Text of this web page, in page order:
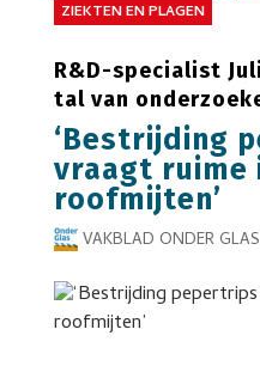
ZIEKTEN EN PLAGEN
R&D-specialist
tal van
‘Bestrijding
vraagt ruime
roofmijten’
VAKBLAD ONDER GLAS